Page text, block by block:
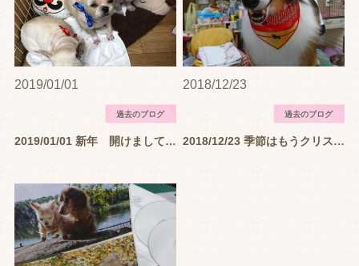
2019/01/01
過去のブログ
2019/01/01 新年 開けましておめでとうございます！
2018/12/23
過去のブログ
2018/12/23 季節はもうクリスマス…そして年末…そしてお正月…